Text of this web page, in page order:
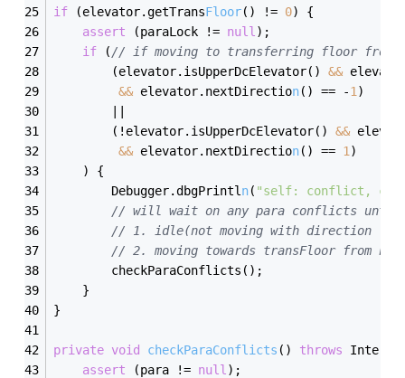
if (elevator.getTransFloor() != 0) {
assert (paraLock != null );
if (// if moving to transferring floor from
        (elevator.isUpperDcElevator()
&&
&& elevator.nextDirection() == -1 )
        (!elevator.isUpperDcElevator()
&&
&& elevator.nextDirection() == 1 )
    ) {
        Debugger.dbgPrintl
n( "self: conflict,
// will wait on any para conflicts until
// 1. idle(not moving with direction !=
// 2. moving towards transFloor from
        checkParaConflicts();
    }
}
private void checkParaConflicts () throws
assert (para != null );